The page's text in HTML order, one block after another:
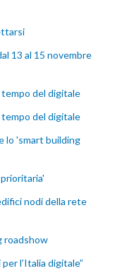
13 al 15 novembre
tempo del digitale
tempo del digitale
lo 'smart building
nodi della rete
roadshow
l’Italia digitale”